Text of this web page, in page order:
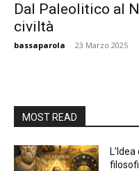
Dal Paleolitico al
civiltà
bassaparola - 23 Marzo 2025
MOST READ